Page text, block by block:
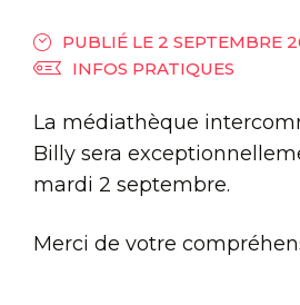
PUBLIÉ LE 2 SEPTEMBRE
INFOS PRATIQUES
La médiathèque
Billy sera
mardi 2 septembre.
Merci de votre